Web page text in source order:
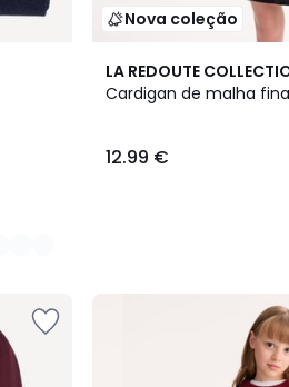
Nova coleção
LA REDOUTE
Cardigan de malha
12.99 €
2
Cores